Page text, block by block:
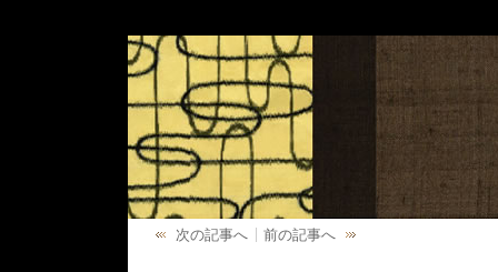
次の記事へ 前の記事へ